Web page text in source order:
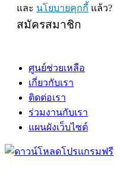
และ นโยบายคุกกี้ แล้ว?
สมัครสมาชิก
ศูนย์ช่วยเหลือ
เกี่ยวกับเรา
ติดต่อเรา
ร่วมงานกับเรา
แผนผังเว็บไซต์